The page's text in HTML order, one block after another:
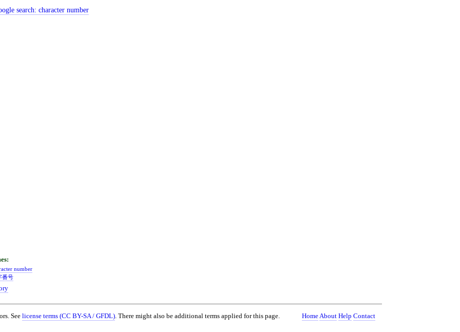
search:character number
number
番号
See license terms (CC BY-SA / GFDL) . There might also be additional terms applied for this page. Home About Help Contact